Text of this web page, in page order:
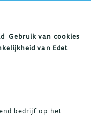
Gebruik van cookies
van Edet
bedrijf op het